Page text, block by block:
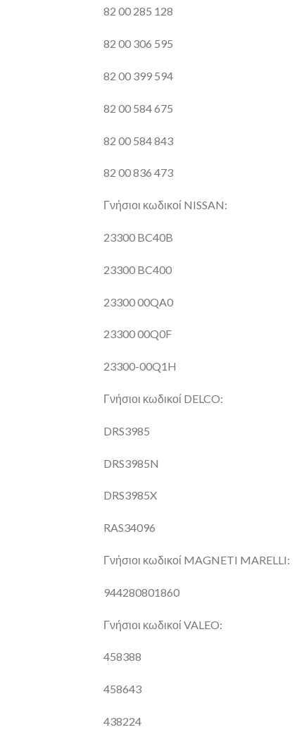
82 00 285 128
82 00 306 595
82 00 399 594
82 00 584 675
82 00 584 843
82 00 836 473
Γνήσιοι κωδικοί NISSAN:
23300 BC40B
23300 BC400
23300 00QA0
23300 00Q0F
23300-00Q1H
Γνήσιοι κωδικοί DELCO:
DRS3985
DRS3985N
DRS3985X
RAS34096
Γνήσιοι κωδικοί MAGNETI MARELLI:
944280801860
Γνήσιοι κωδικοί VALEO:
458388
458643
438224